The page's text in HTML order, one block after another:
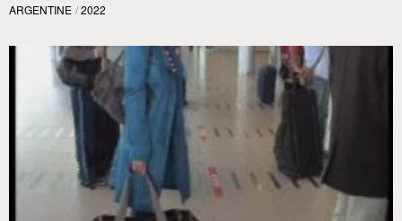
ARGENTINE / 2022